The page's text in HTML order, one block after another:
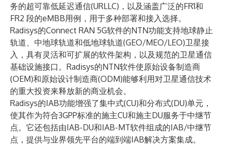
务的超可靠低延迟通信(URLLC)，以及涵盖广泛的FR1和
FR2 段的eMBB用例，用于多种部署和接入选择。
Radisys的Connect RAN 5G软件的NTN功能支持地球静止
轨道、中地球轨道和低地球轨道(GEO/MEO/LEO)卫星接
入，具有灵活和可扩展的软件架构，以及规范的卫星通信
基础设施接口。Radisys的NTN软件使原始设备制造商
(OEM)和原始设计制造商(ODM)能够利用对卫星通信技术
的重大投资来释放新的商业机会。
Radisys的IAB功能增强了集中式(CU)和分布式(DU)单元，
使其作为符合3GPP标准的施主CU和施主DU服务于中继节
点。它还包括由IAB-DU和IAB-MT软件组成的IAB/中继节
点，提供与业界领先平台的端到端IAB解决方案集成。